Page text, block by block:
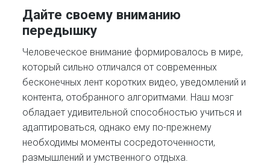
Дайте своему вниманию
передышку
Человеческое внимание формировалось в мире,
который сильно отличался от современных
бесконечных лент коротких видео, уведомлений и
контента, отобранного алгоритмами. Наш мозг
обладает удивительной способностью учиться и
адаптироваться, однако ему по-прежнему
необходимы моменты сосредоточенности,
размышлений и умственного отдыха.